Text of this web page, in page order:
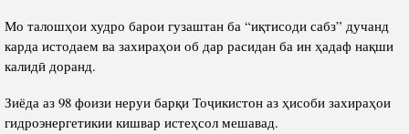
Мо талошҳои худро барои гузаштан ба “иқтисоди сабз” дучанд
карда истодаем ва захираҳои об дар расидан ба ин ҳадаф нақши
калидӣ доранд.
Зиёда аз 98 фоизи неруи барқи Тоҷикистон аз ҳисоби захираҳои
гидроэнергетикии кишвар истеҳсол мешавад.